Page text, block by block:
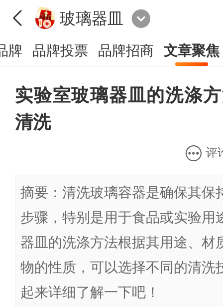
玻璃器皿
牌 品牌投票 品牌招商 文章聚焦
实验室玻璃器皿的洗涤
清洗
评
摘要：清洗玻璃容器是确保其保
步骤，特别是用于食品或实验用
器皿的洗涤方法根据其用途、材
物的性质，可以选择不同的清洗
起来详细了解一下吧！